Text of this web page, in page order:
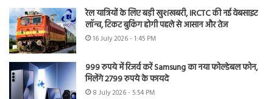
रेल यात्रियों के लिए बड़ी खुशखबरी, IRCTC की नई वेबसाइट
लॉन्च, टिकट बुकिंग होगी पहले से आसान और तेज
16 July 2026 - 1:45 PM
999 रुपये में रिजर्व करें Samsung का नया फोल्डेबल फोन,
मिलेंगे 2799 रुपये के फायदे
8 July 2026 - 5:54 PM